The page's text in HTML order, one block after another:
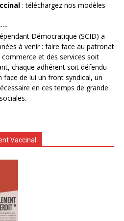
: téléchargez nos modèles
Démocratique (SCID) a
à venir : faire face au patronat
et des services soit
chaque adhérent soit défendu
de lui un front syndical, un
en ces temps de grande
Vaccinal